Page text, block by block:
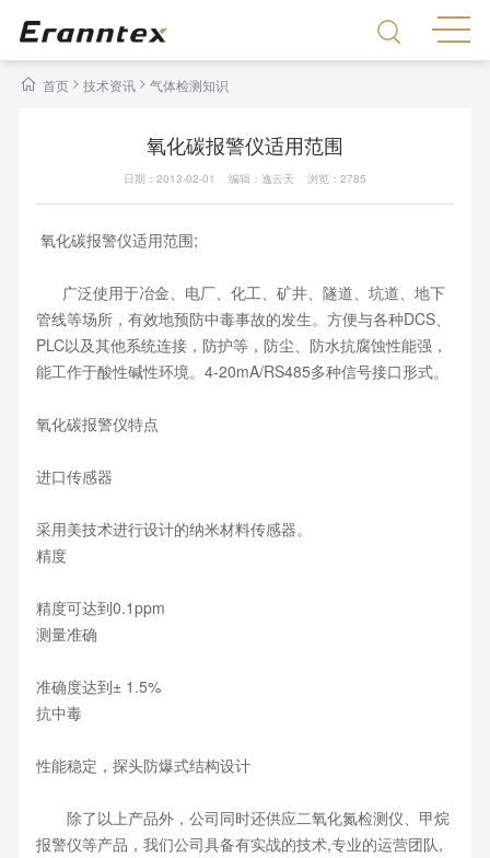
首页> 技术资讯 > 气体检测知识
氧化碳报警仪适用范围
日期：2013-02-01 编辑：逸云天 浏览： 2785
氧化碳报警仪适用范围;
广泛使用于冶金、电厂、化工、矿井、隧道、坑道、地下
管线等场所，有效地预防中毒事故的发生。方便与各种DCS、
PLC以及其他系统连接，防护等，防尘、防水抗腐蚀性能强，
能工作于酸性碱性环境。4-20mA/RS485多种信号接口形式。
氧化碳报警仪特点
进口传感器
采用美技术进行设计的纳米材料传感器。
精度
精度可达到0.1ppm
测量准确
准确度达到± 1.5%
抗中毒
性能稳定，探头防爆式结构设计
除了以上产品外，公司同时还供应二氧化氮检测仪、甲烷
报警仪等产品，我们公司具备有实战的技术,专业的运营团队,